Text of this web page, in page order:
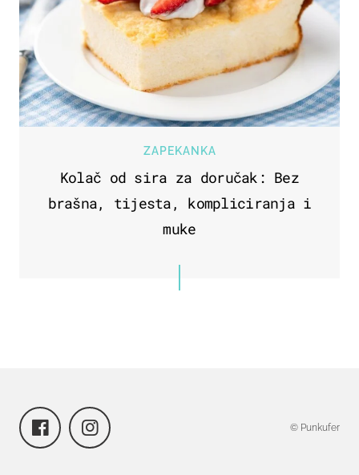
ZAPEKANKA
Kolač od sira za doručak: Bez
brašna, tijesta, kompliciranja i
muke
© Punkufer